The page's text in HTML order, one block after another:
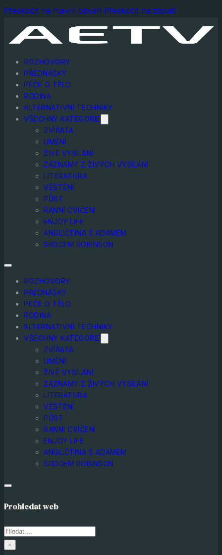
Přeskočit na hlavní obsah Přeskočit na zápatí
ROZHOVORY
PŘEDNÁŠKY
PÉČE O TĚLO
RODINA
ALTERNATIVNÍ TECHNIKY
VŠECHNY KATEGORIE
ZVÍŘATA
UMĚNÍ
ŽIVÉ VYSÍLÁNÍ
ZÁZNAMY Z ŽIVÝCH VYSÍLÁNÍ
LITERATURA
VĚŠTĚNÍ
PŮST
RANNÍ CVIČENÍ
ENJOY LIFE
ANGLIČTINA S ADAMEM
SRDCEM ROBINSON
ROZHOVORY
PŘEDNÁŠKY
PÉČE O TĚLO
RODINA
ALTERNATIVNÍ TECHNIKY
VŠECHNY KATEGORIE
ZVÍŘATA
UMĚNÍ
ŽIVÉ VYSÍLÁNÍ
ZÁZNAMY Z ŽIVÝCH VYSÍLÁNÍ
LITERATURA
VĚŠTĚNÍ
PŮST
RANNÍ CVIČENÍ
ENJOY LIFE
ANGLIČTINA S ADAMEM
SRDCEM ROBINSON
Prohledat web
Hledat
×